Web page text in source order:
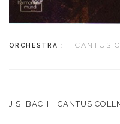
ORCHESTRA : CANTUS
J.S. BACH CANTUS